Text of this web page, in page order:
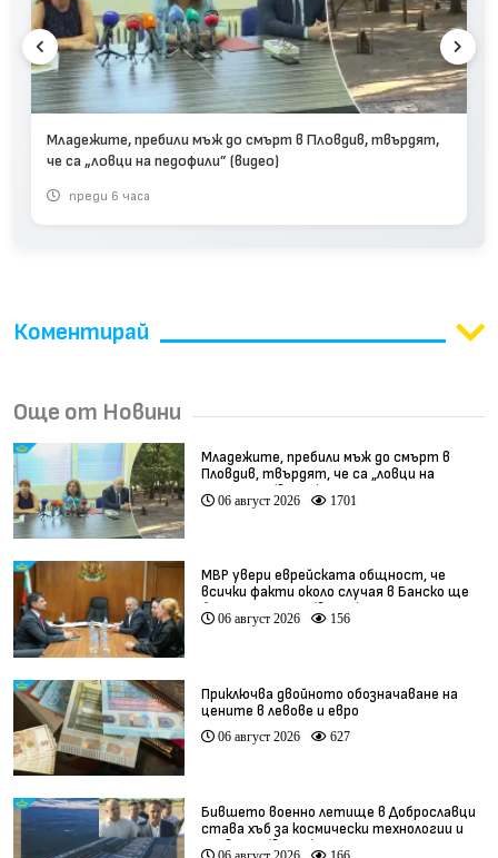
Младежите, пребили мъж до смърт в Пловдив, твърдят,
че са „ловци на педофили” (видео)
преди 6 часа
Коментирай
Още от Новини
Младежите, пребили мъж до смърт в
Пловдив, твърдят, че са „ловци на
педофили” (видео)
06 август 2026 1701
МВР увери еврейската общност, че
всички факти около случая в Банско ще
бъдат изяснени (видео)
06 август 2026 156
Приключва двойното обозначаване на
цените в левове и евро
06 август 2026 627
Бившето военно летище в Доброславци
става хъб за космически технологии и
иновации (видео)
06 август 2026 166